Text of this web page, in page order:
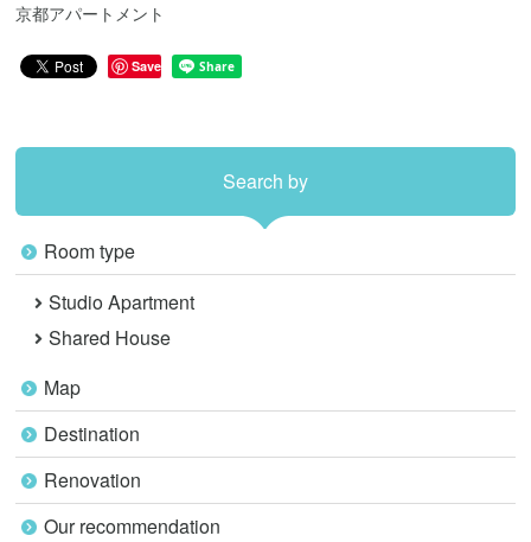
京都アパートメント
Save
Search by
Room type
Studio Apartment
Shared House
Map
Destination
Renovation
Our recommendation